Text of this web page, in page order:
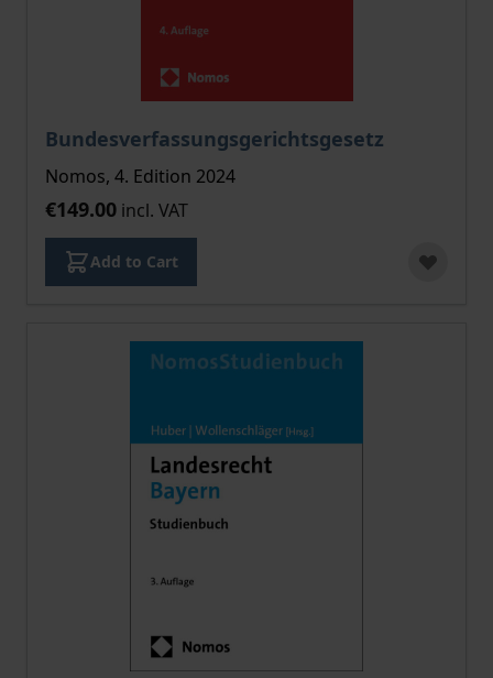
Bundesverfassungsgerichtsgesetz
Nomos, 4. Edition 2024
€149.00 incl. VAT
Add to Cart